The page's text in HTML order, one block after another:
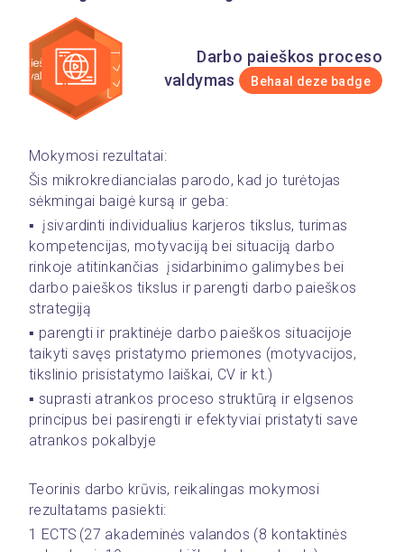
Darbo paieškos proceso
valdymas
Behaal deze badge
Mokymosi rezultatai:
Šis mikrokrediancialas parodo, kad jo turėtojas
sėkmingai baigė kursą ir geba:
▪️  įsivardinti individualius karjeros tikslus, turimas
kompetencijas, motyvaciją bei situaciją darbo
rinkoje atitinkančias  įsidarbinimo galimybes bei
darbo paieškos tikslus ir parengti darbo paieškos
strategiją
▪️ parengti ir praktinėje darbo paieškos situacijoje
taikyti savęs pristatymo priemones (motyvacijos,
tikslinio prisistatymo laiškai, CV ir kt.)
▪️ suprasti atrankos proceso struktūrą ir elgsenos
principus bei pasirengti ir efektyviai pristatyti save
atrankos pokalbyje
Teorinis darbo krūvis, reikalingas mokymosi
rezultatams pasiekti:
1 ECTS (27 akademinės valandos (8 kontaktinės